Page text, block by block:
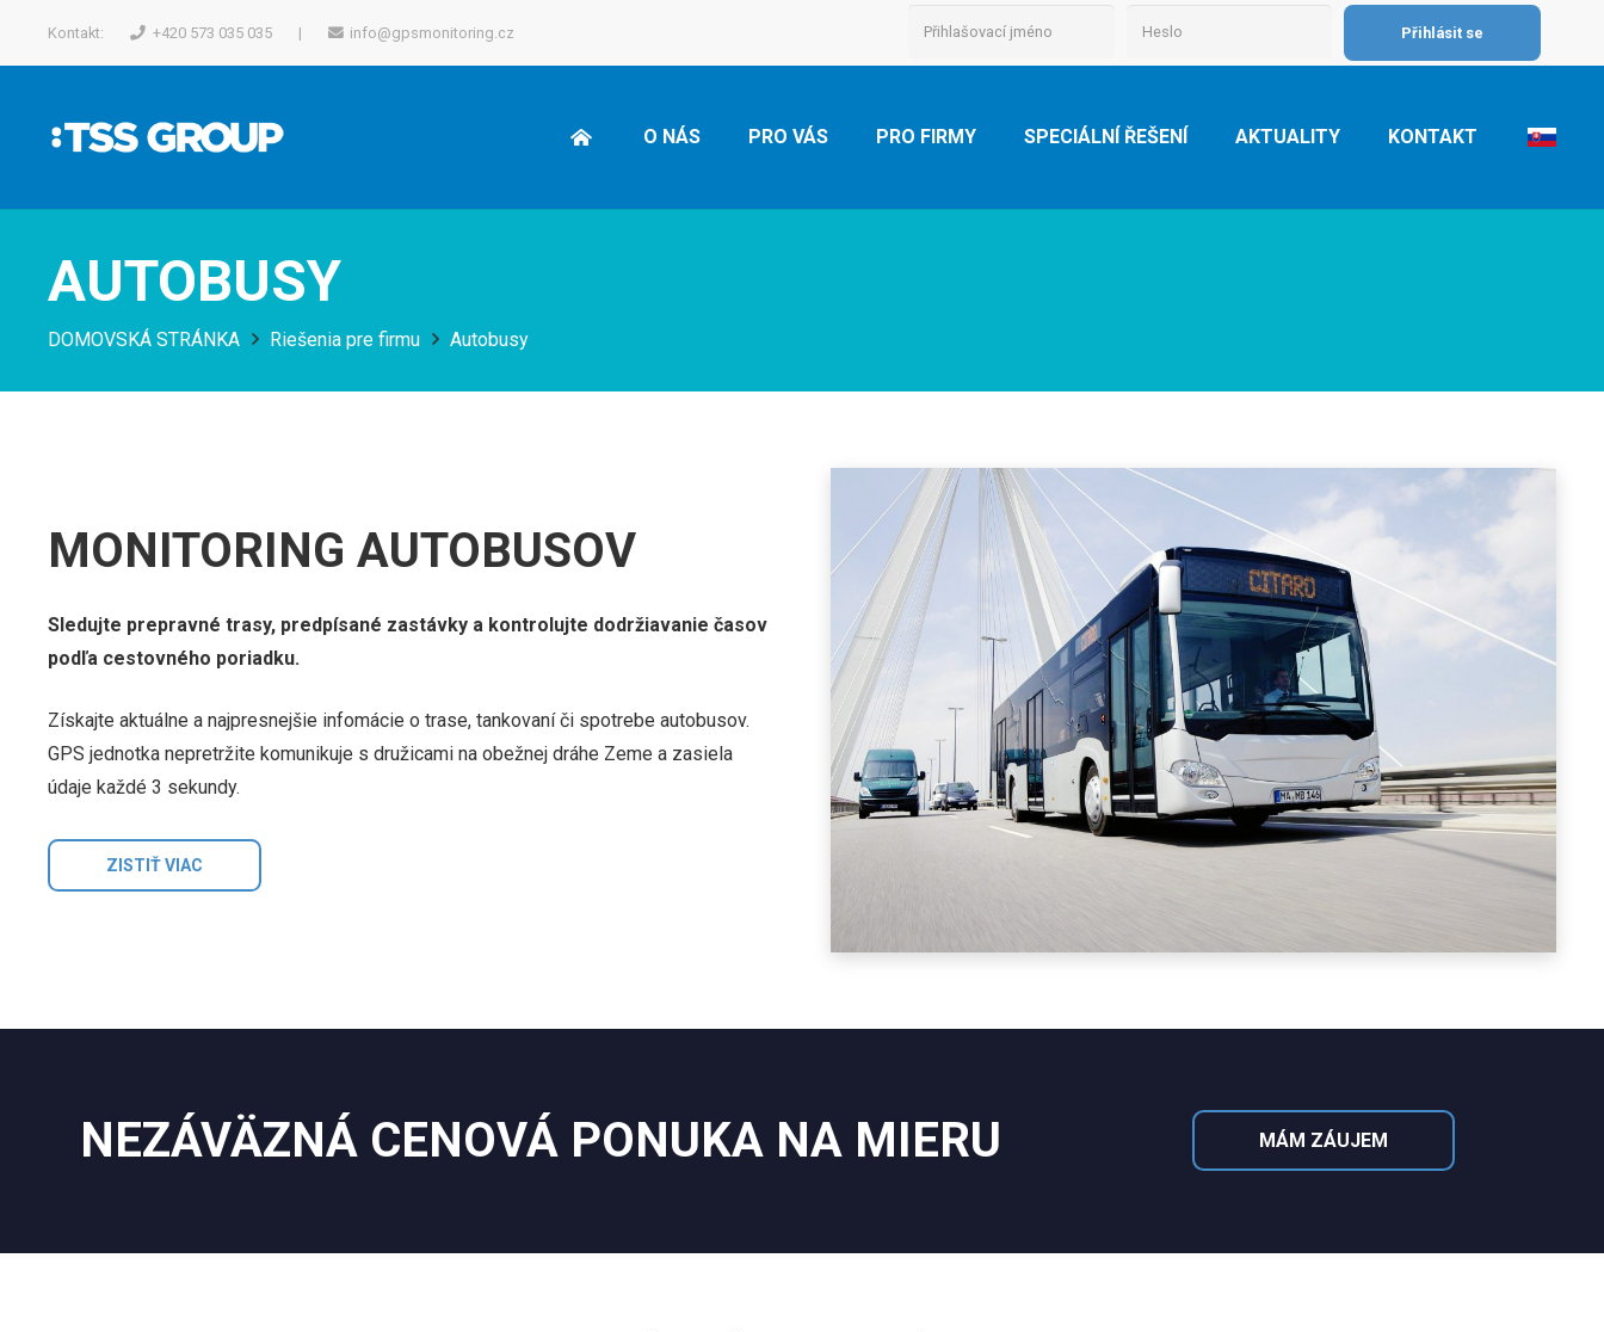
Kontakt: +420 573 035 035 | info@gpsmonitoring.cz
O NÁS PRO VÁS PRO FIRMY SPECIÁLNÍ ŘEŠENÍ AKTUALITY KONTAKT
AUTOBUSY
DOMOVSKÁ STRÁNKA Riešenia pre firmu Autobusy
MONITORING AUTOBUSOV
Sledujte prepravné trasy, predpísané zastávky a kontrolujte dodržiavanie časov
podľa cestovného poriadku.
Získajte aktuálne a najpresnejšie infomácie o trase, tankovaní či spotrebe autobusov.
GPS jednotka nepretržite komunikuje s družicami na obežnej dráhe Zeme a zasiela
údaje každé 3 sekundy.
ZISTIŤ VIAC
NEZÁVÄZNÁ CENOVÁ PONUKA NA MIERU MÁM ZÁUJEM